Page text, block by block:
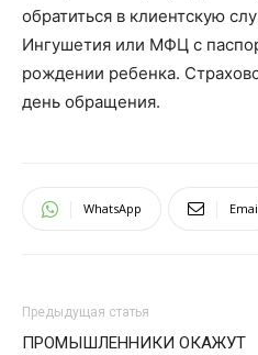
обратиться в клиентскую
Ингушетия или МФЦ с
рождении ребенка.
день обращения.
WhatsApp
Предыдущая статья
ПРОМЫШЛЕННИКИ ОКАЖУТ